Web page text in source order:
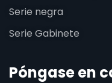
Serie negra
Serie Gabinete
Póngase en